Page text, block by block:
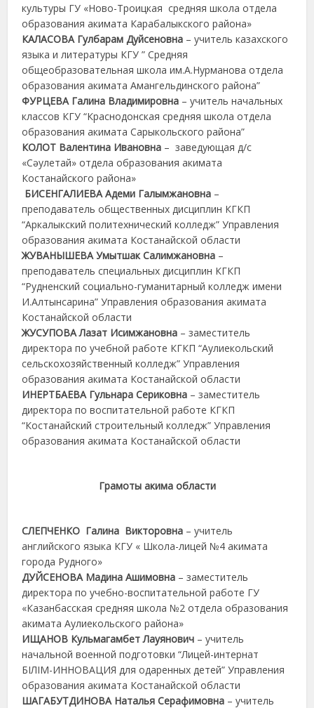
культуры ГУ «Ново-Троицкая средняя школа отдела
образования акимата Карабалыкского района»
КАЛАСОВА Гулбарам Дуйсеновна – учитель казахского
языка и литературы КГУ ” Средняя
общеобразовательная школа им.А.Нурманова отдела
образования акимата Амангельдинского района”
ФУРЦЕВА Галина Владимировна – учитель начальных
классов КГУ “Краснодонская средняя школа отдела
образования акимата Сарыкольского района”
КОЛОТ Валентина Ивановна – заведующая д/с
«Сәулетай» отдела образования акимата
Костанайского района»
БИСЕНГАЛИЕВА Адеми Галымжановна –
преподаватель общественных дисциплин КГКП
“Аркалыкский политехнический колледж” Управления
образования акимата Костанайской области
ЖУВАНЫШЕВА Умытшак Салимжановна –
преподаватель специальных дисциплин КГКП
“Рудненский социально-гуманитарный колледж имени
И.Алтынсарина” Управления образования акимата
Костанайской области
ЖУСУПОВА Лазат Исимжановна – заместитель
директора по учебной работе КГКП “Аулиекольский
сельскохозяйственный колледж” Управления
образования акимата Костанайской области
ИНЕРТБАЕВА Гульнара Сериковна – заместитель
директора по воспитательной работе КГКП
“Костанайский строительный колледж” Управления
образования акимата Костанайской области
Грамоты акима области
СЛЕПЧЕНКО Галина Викторовна – учитель
английского языка КГУ « Школа-лицей №4 акимата
города Рудного»
ДУЙСЕНОВА Мадина Ашимовна – заместитель
директора по учебно-воспитательной работе ГУ
«Казанбасская средняя школа №2 отдела образования
акимата Аулиекольского района»
ИЩАНОВ Кульмагамбет Лауянович – учитель
начальной военной подготовки “Лицей-интернат
БІЛІМ-ИННОВАЦИЯ для одаренных детей” Управления
образования акимата Костанайской области
ШАГАБУТДИНОВА Наталья Серафимовна – учитель